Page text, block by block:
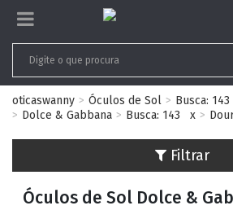
oticaswanny Óculos de Sol Busca: 143
Dolce & Gabbana
Busca: 143 x
Filtrar
Óculos de Sol Dolce &